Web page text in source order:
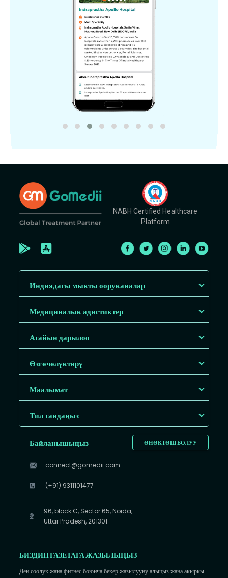
NABH Certified Healthcare
Platform
Индиядагы мыкты ооруканалар
Медициналык адистиктер
Атайын дарылоо
Өзгөчөлүктөрү
Маалымат
Тил тандаңыз
ӨНӨКТӨШ БОЛУУ
Байланышыңыз
connect@gomedii.com
(+91) 9311101477
96, block C, Sector 65, Noida,
Uttar Pradesh, 201301
БИЗДИН ГАЗЕТАГА ЖАЗЫЛЫҢЫЗ
Ден соолук жана фитнес боюнча бекер жазылууну алыңыз жана акыркы